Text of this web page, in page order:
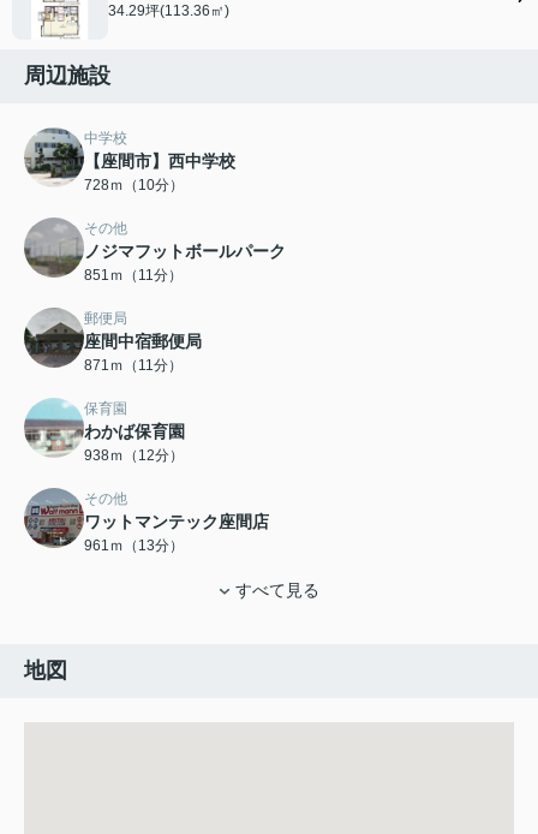
34.29坪(113.36㎡)
周辺施設
中学校
【座間市】西中学校
728ｍ（10分）
その他
ノジマフットボールパーク
851ｍ（11分）
郵便局
座間中宿郵便局
871ｍ（11分）
保育園
わかば保育園
938ｍ（12分）
その他
ワットマンテック座間店
961ｍ（13分）
すべて見る
地図